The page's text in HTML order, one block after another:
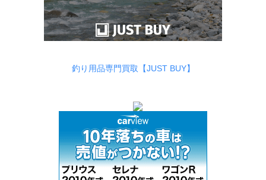
釣り用品専門買取【JUST BUY】